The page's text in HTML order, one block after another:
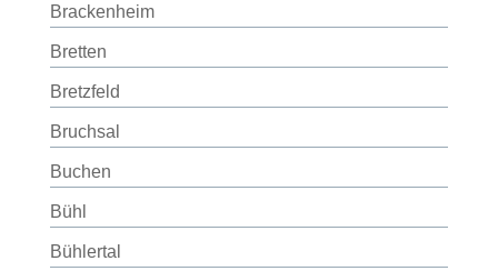
Brackenheim
Bretten
Bretzfeld
Bruchsal
Buchen
Bühl
Bühlertal